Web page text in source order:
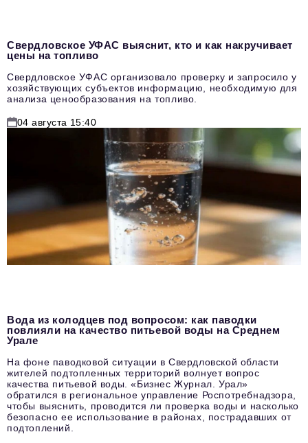
Свердловское УФАС выяснит, кто и как накручивает
цены на топливо
Свердловское УФАС организовало проверку и запросило у
хозяйствующих субъектов информацию, необходимую для
анализа ценообразования на топливо.
04 августа 15:40
Вода из колодцев под вопросом: как паводки
повлияли на качество питьевой воды на Среднем
Урале
На фоне паводковой ситуации в Свердловской области
жителей подтопленных территорий волнует вопрос
качества питьевой воды. «Бизнес Журнал. Урал»
обратился в региональное управление Роспотребнадзора,
чтобы выяснить, проводится ли проверка воды и насколько
безопасно ее использование в районах, пострадавших от
подтоплений.